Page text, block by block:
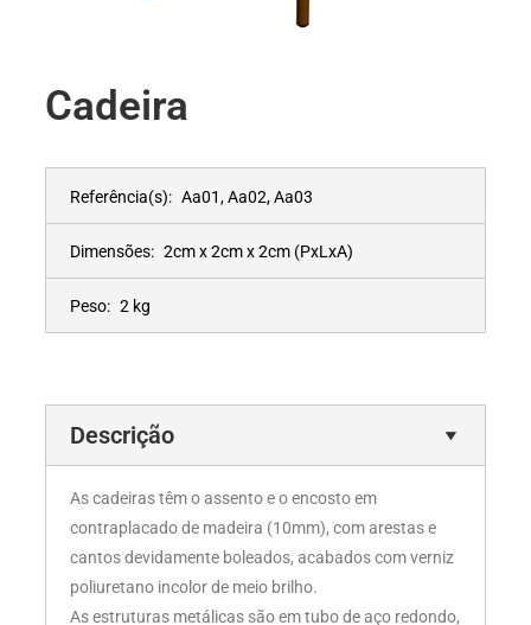
Cadeira
Referência(s): Aa01, Aa02, Aa03
Dimensões: 2cm x 2cm x 2cm (PxLxA)
Peso: 2 kg
Descrição
As cadeiras têm o assento e o encosto em
contraplacado de madeira (10mm), com arestas e
cantos devidamente boleados, acabados com verniz
poliuretano incolor de meio brilho.
As estruturas metálicas são em tubo de aço redondo,